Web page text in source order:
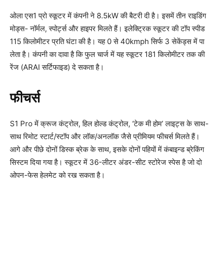
ओला एस1 प्रो स्कूटर में कंपनी ने 8.5kW की बैटरी दी है। इसमें तीन राइडिंग
मोड्स- नॉर्मल, स्पोर्ट्स और हाइपर मिलते हैं। इलेक्ट्रिक स्कूटर की टॉप स्पीड
115 किलोमीटर प्रति घंटा की है। यह 0 से 40kmph सिर्फ 3 सेकेंड्स में पा
लेता है। कंपनी का दावा है कि फुल चार्ज में यह स्कूटर 181 किलोमीटर तक की
रेंज (ARAI सर्टिफाइड) दे सकता है।
फीचर्स
S1 Pro में क्रूज कंट्रोल, हिल होल्ड कंट्रोल, ‘टेक मी होम’ लाइट्स के साथ-
साथ रिमोट स्टार्ट/स्टॉप और लॉक/अनलॉक जैसे प्रीमियम फीचर्स मिलते हैं।
आगे और पीछे दोनों डिस्क ब्रेक के साथ, इसके दोनों पहियों में कंबाइन्ड ब्रेकिंग
सिस्टम दिया गया है। स्कूटर में 36-लीटर अंडर-सीट स्टोरेज स्पेस है जो दो
ओपन-फेस हेलमेट को रख सकता है।